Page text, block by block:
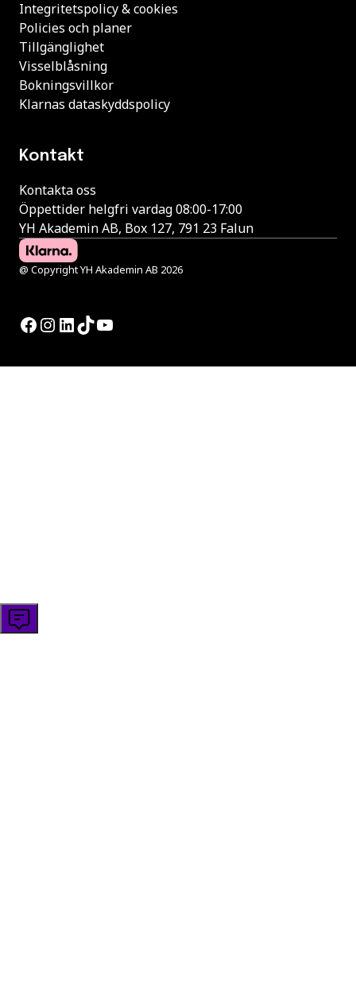
Integritetspolicy & cookies
Policies och planer
Tillgänglighet
Visselblåsning
Bokningsvillkor
Klarnas dataskyddspolicy
Kontakt
Kontakta oss
Öppettider helgfri vardag 08:00-17:00
YH Akademin AB, Box 127, 791 23 Falun
@ Copyright YH Akademin AB 2026
Facebook
Instagram
LinkedIn
TikTok
YouTube